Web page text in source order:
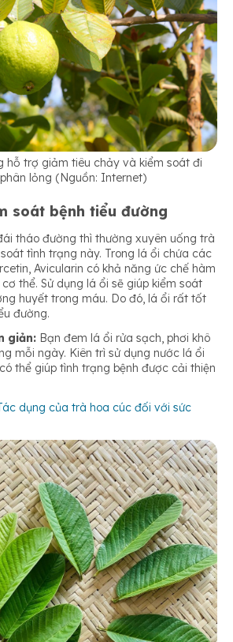
hỗ trợ giảm tiêu chảy và kiểm soát đi
lỏng (Nguồn: Internet)
soát bệnh tiểu đường
tháo đường thì thường xuyên uống trà
tình trạng này. Trong lá ổi chứa các
Avicularin có khả năng ức chế hàm
thể. Sử dụng lá ổi sẽ giúp kiểm soát
huyết trong máu. Do đó, lá ổi rất tốt
đường.
giản: Bạn đem lá ổi rửa sạch, phơi khô
mỗi ngày. Kiên trì sử dụng nước lá ổi
thể giúp tình trạng bệnh được cải thiện
dụng của trà hoa cúc đối với sức